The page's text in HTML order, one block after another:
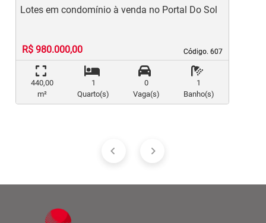
Código. 607
Código. 607
Lotes em condomínio à venda no Portal Do Sol
R$ 980.000,00
440,00
m²
1
Quarto(s)
0
Vaga(s)
1
Banho(s)